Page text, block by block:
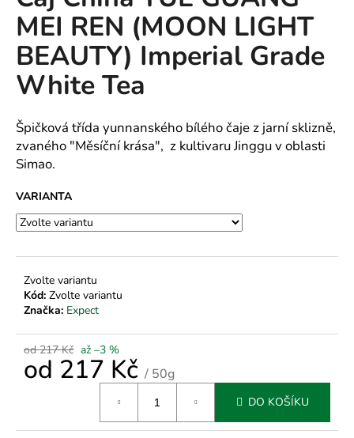
0,0
z
5
hvězdiček.
MEI REN (MOON LIGHT
BEAUTY) Imperial Grade
White Tea
Špičková třída yunnanského bílého čaje z jarní sklizně,
zvaného "Měsíční krása", z kultivaru Jinggu v oblasti
Simao.
VARIANTA
Zvolte variantu
Kód: Zvolte variantu
Značka: Expect
od 217 Kč až –3 %
od 217 Kč / 50g
DO KOŠÍKU
a
j
í
t
?
D
p
o
u
u
m